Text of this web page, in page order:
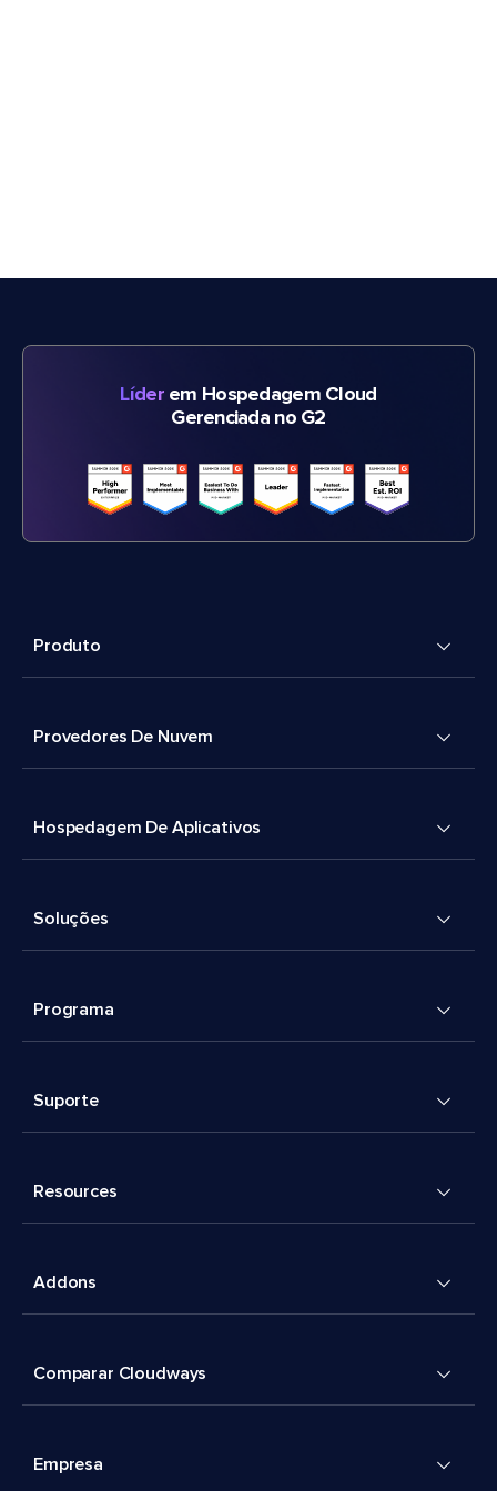
Líderem Hospedagem Cloud
Gerenciada no G2
Produto
Provedores De Nuvem
Hospedagem De Aplicativos
Soluções
Programa
Suporte
Resources
Addons
Comparar Cloudways
Empresa